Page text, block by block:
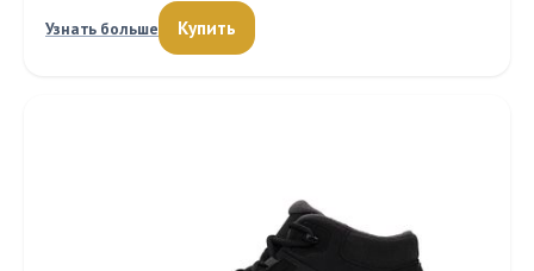
Узнать больше
Купить